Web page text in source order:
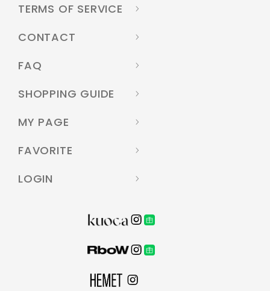
TERMS OF SERVICE
CONTACT
FAQ
SHOPPING GUIDE
MY PAGE
FAVORITE
LOGIN